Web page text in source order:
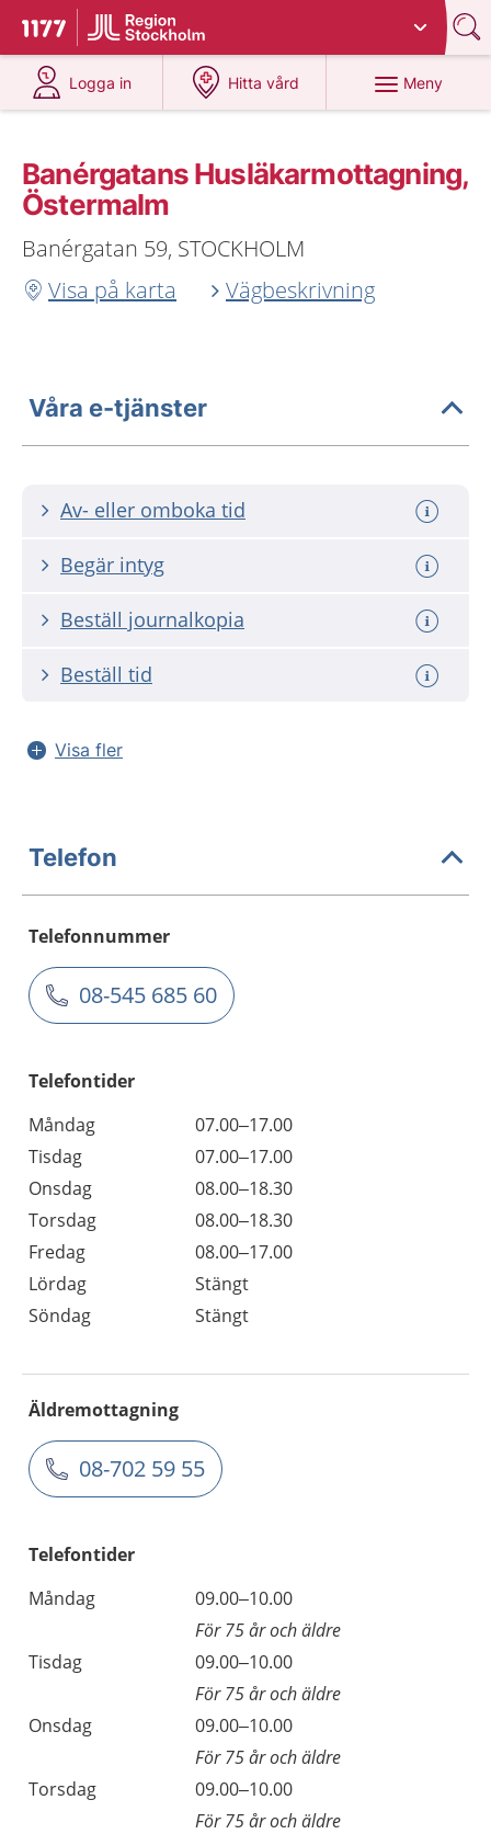
Till startsidan för 1177
Du har valt region
Logga in
på 1177.se
Hitta vård
på 1177.se
Meny
Banérgatans Husläkarmottagning,
Östermalm
Banérgatan 59, STOCKHOLM
Visa på karta
Vägbeskrivning
Våra e-tjänster
Av- eller omboka tid
Begär intyg
Beställ journalkopia
Beställ tid
Visa fler
Telefon
Telefonnummer
08-545 685 60
Telefontider
Måndag
07.00–17.00
Tisdag
07.00–17.00
Onsdag
08.00–18.30
Torsdag
08.00–18.30
Fredag
08.00–17.00
Lördag
Stängt
Söndag
Stängt
Äldremottagning
08-702 59 55
Telefontider
Måndag
09.00–10.00
För 75 år och äldre
Tisdag
09.00–10.00
För 75 år och äldre
Onsdag
09.00–10.00
För 75 år och äldre
Torsdag
09.00–10.00
För 75 år och äldre